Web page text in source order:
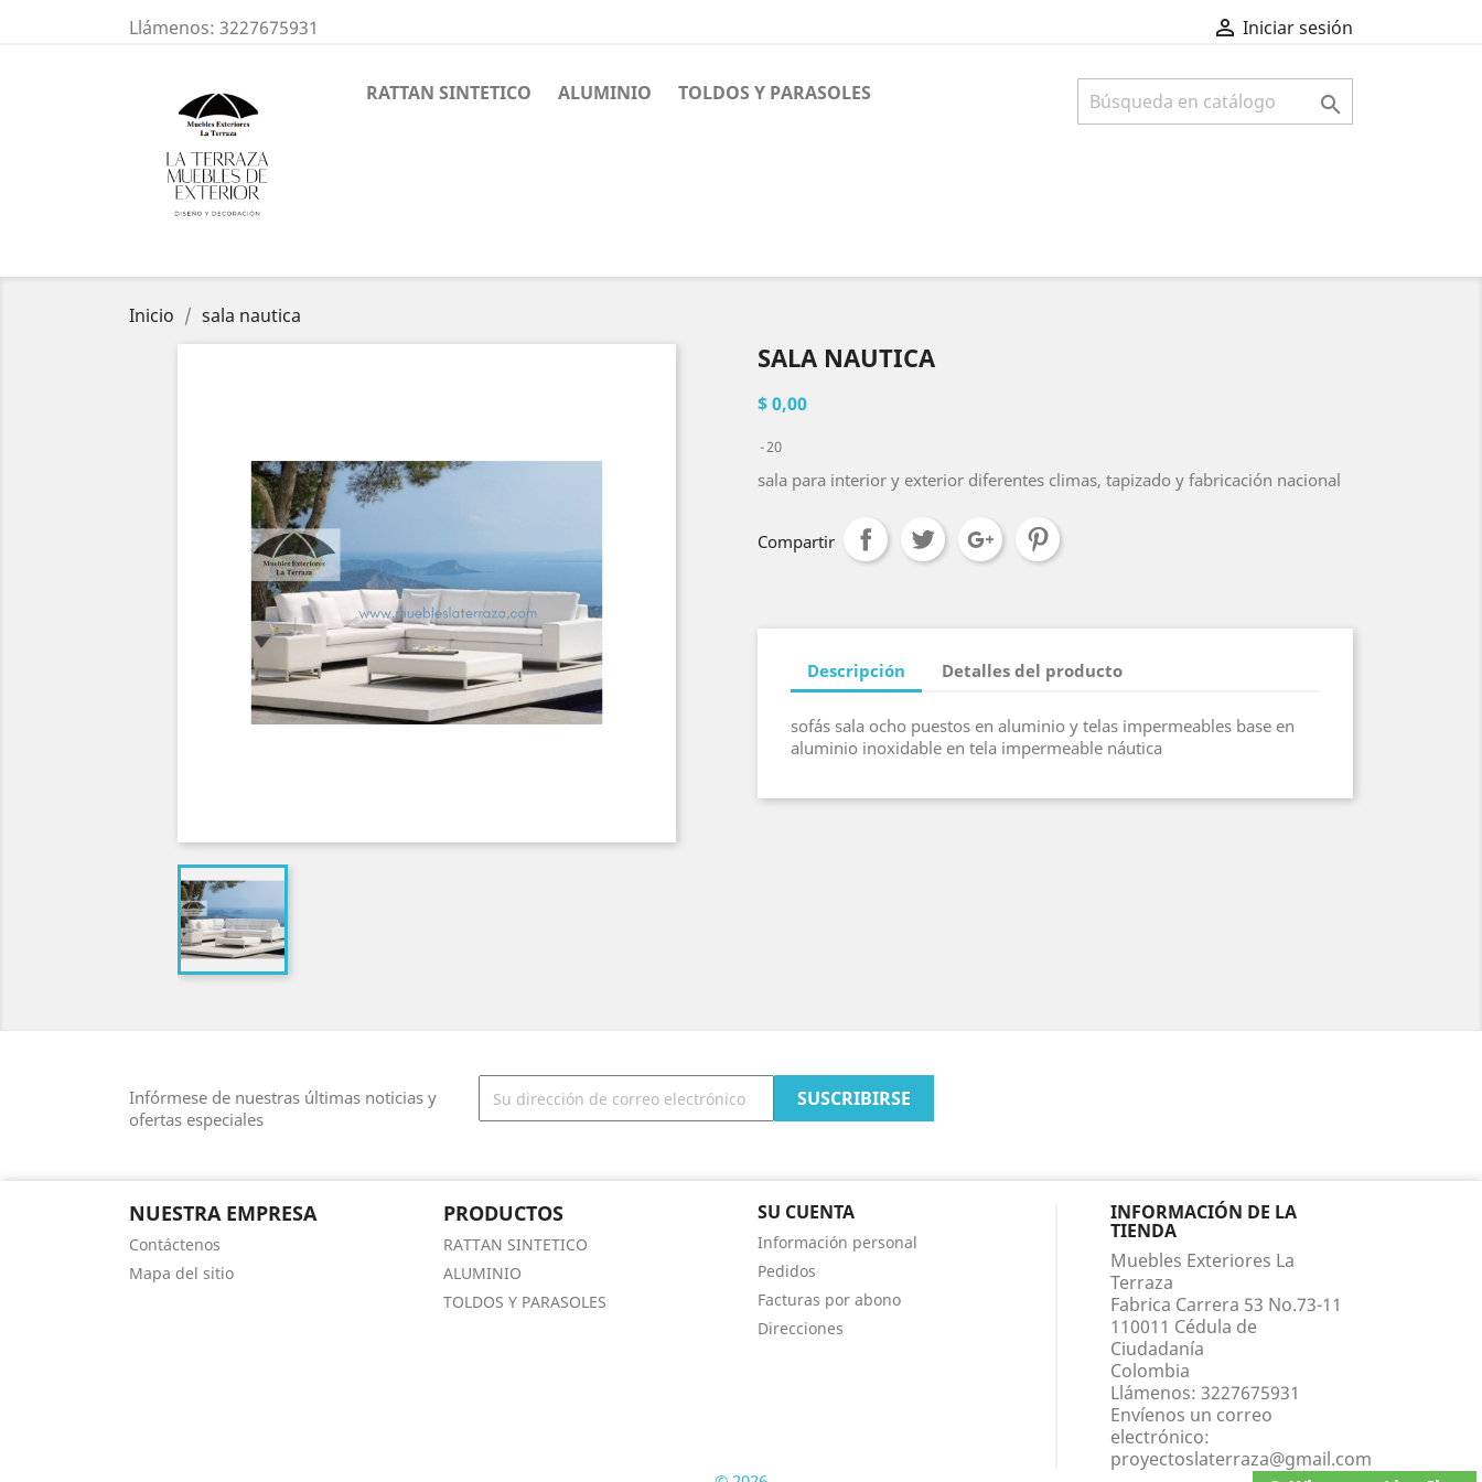
Llámenos: 3227675931  Iniciar sesión
RATTAN SINTETICO ALUMINIO TOLDOS Y PARASOLES 
Inicio sala nautica
SALA NAUTICA
$ 0,00
20
sala para interior y exterior diferentes climas, tapizado y fabricación nacional
Compartir
Descripción Detalles del producto
sofás sala ocho puestos en aluminio y telas impermeables base en
aluminio inoxidable en tela impermeable náutica
Infórmese de nuestras últimas noticias y
ofertas especiales
NUESTRA EMPRESA
Contáctenos
Mapa del sitio
PRODUCTOS
RATTAN SINTETICO
ALUMINIO
TOLDOS Y PARASOLES
SU CUENTA
Información personal
Pedidos
Facturas por abono
Direcciones
INFORMACIÓN DE LA
TIENDA
Muebles Exteriores La
Terraza
Fabrica Carrera 53 No.73-11
110011 Cédula de
Ciudadanía
Colombia
Llámenos: 3227675931
Envíenos un correo
electrónico:
proyectoslaterraza@gmail.com